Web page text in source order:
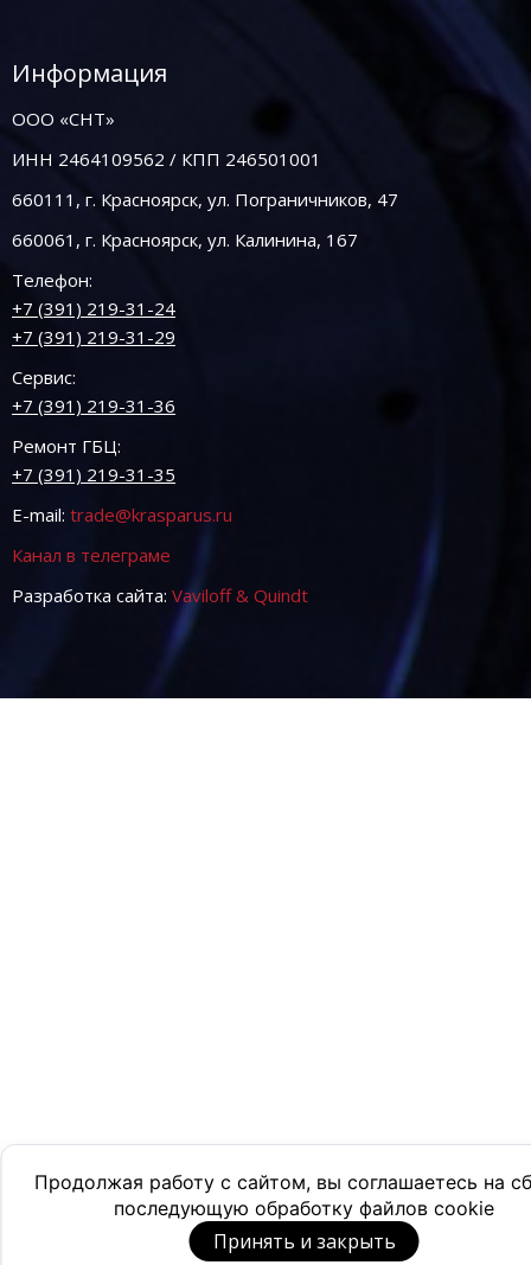
Продолжая работу с сайтом, вы соглашаетесь на
последующую обработку файлов cookie
Принять и закрыть
Информация
ООО «СНТ»
ИНН 2464109562 / КПП 246501001
660111, г. Красноярск, ул. Пограничников, 47
660061, г. Красноярск, ул. Калинина, 167
Телефон:
+7 (391) 219-31-24
+7 (391) 219-31-29
Сервис:
+7 (391) 219-31-36
Ремонт ГБЦ:
+7 (391) 219-31-35
E-mail: trade@krasparus.ru
Канал в телеграме
Разработка сайта: Vaviloff & Quindt